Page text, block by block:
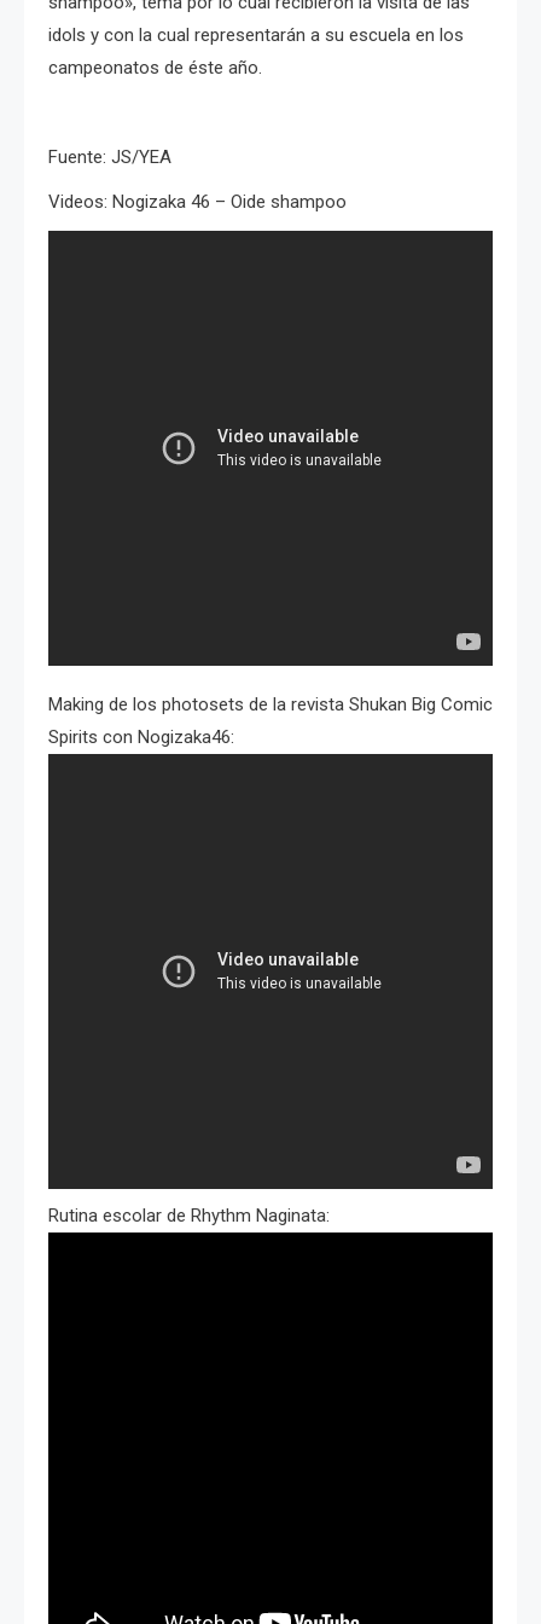
idols y con la cual representarán a su escuela en los
campeonatos de éste año.
Fuente: JS/YEA
Videos: Nogizaka 46 – Oide shampoo
Making de los photosets de la revista Shukan Big Comic
Spirits con Nogizaka46:
Rutina escolar de Rhythm Naginata: